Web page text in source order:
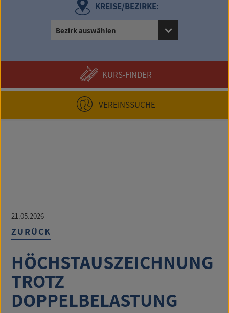
KREISE/BEZIRKE:
Bezirk auswählen
KURS-FINDER
VEREINSSUCHE
21.05.2026
ZURÜCK
HÖCHSTAUSZEICHNUNG
TROTZ
DOPPELBELASTUNG